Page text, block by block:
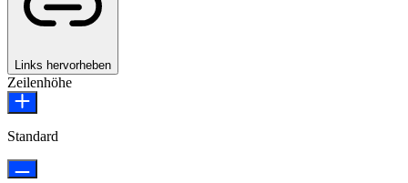
Links hervorheben
Zeilenhöhe
Standard